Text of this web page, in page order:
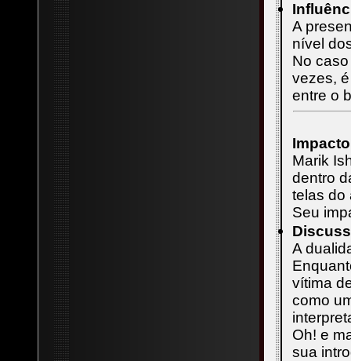
A
nível
No
vezes,
entre o
Marik
dentro
telas do
Seu
A
vítima
como
Oh! e
sua